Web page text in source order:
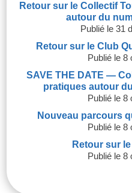
Retour sur le Collectif
autour du
31
Retour sur le Club
8
SAVE THE DATE —
pratiques autour
8
Nouveau parcours
8
Retour sur
8